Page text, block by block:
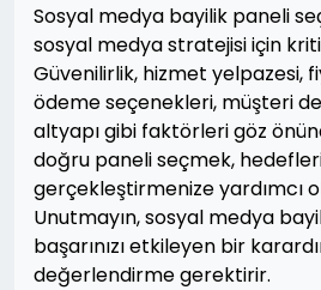
Sosyal medya bayilik paneli
sosyal medya stratejisi için
Güvenilirlik, hizmet yelpazesi,
ödeme seçenekleri, müşteri
altyapı gibi faktörleri göz
doğru paneli seçmek,
gerçekleştirmenize yardımcı
Unutmayın, sosyal medya
başarınızı etkileyen bir
değerlendirme gerektirir.